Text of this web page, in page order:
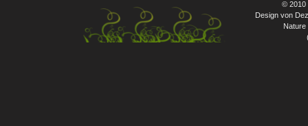
© 2010
Design von
Nature